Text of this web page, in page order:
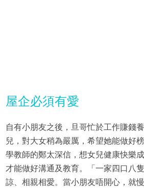
屋企必須有愛
自有小朋友之後，旦哥忙於工作賺錢
兒，對大女稍為嚴厲，希望她能做好
學教師的鄭太深信，想女兒健康快樂
才能做好溝通及教育。「一家四口八
諒、相親相愛。當小朋友唔開心，就